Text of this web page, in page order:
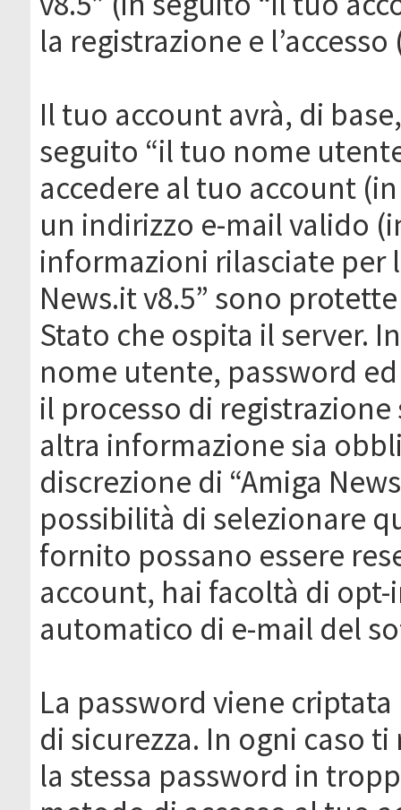
la registrazione e
Il tuo account avrà, di
seguito “il tuo nome
accedere al tuo account
un indirizzo e-mail valido
informazioni rilasciate per
News.it v8.5” sono
Stato che ospita il server.
nome utente, password
il processo di registrazione
altra informazione sia
discrezione di “Amiga
possibilità di selezionare
fornito possano essere
account, hai facoltà di
automatico di e-mail del
La password viene
di sicurezza. In ogni caso
la stessa password in